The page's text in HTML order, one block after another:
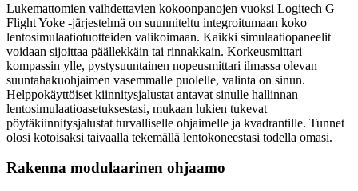
Lukemattomien vaihdettavien kokoonpanojen vuoksi Logitech G
Flight Yoke -järjestelmä on suunniteltu integroitumaan koko
lentosimulaatiotuotteiden valikoimaan. Kaikki simulaatiopaneelit
voidaan sijoittaa päällekkäin tai rinnakkain. Korkeusmittari
kompassin ylle, pystysuuntainen nopeusmittari ilmassa olevan
suuntahakuohjaimen vasemmalle puolelle, valinta on sinun.
Helppokäyttöiset kiinnitysjalustat antavat sinulle hallinnan
lentosimulaatioasetuksestasi, mukaan lukien tukevat
pöytäkiinnitysjalustat turvalliselle ohjaimelle ja kvadrantille. Tunnet
olosi kotoisaksi taivaalla tekemällä lentokoneestasi todella omasi.
Rakenna modulaarinen ohjaamo